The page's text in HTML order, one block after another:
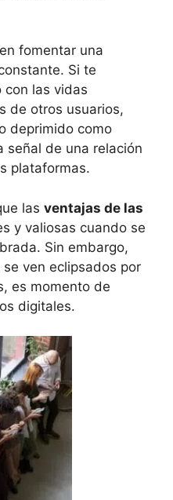
fomentar una
Si te
con las vidas
de otros usuarios,
deprimido como
señal de una relación
plataformas.
las ventajas de las
y valiosas cuando se
Sin embargo,
ven eclipsados por
es momento de
digitales.